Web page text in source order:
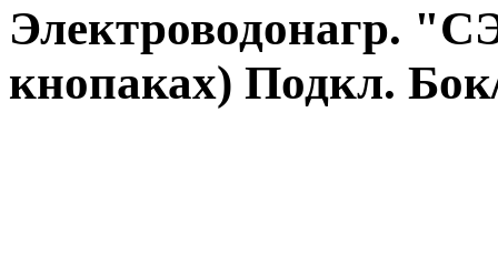
Электроводонагр.
кнопаках) Подкл.